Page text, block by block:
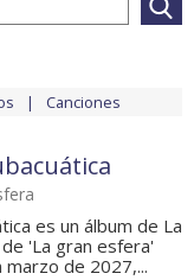
Canciones
es un álbum de La
'La gran esfera'
de 2027,...